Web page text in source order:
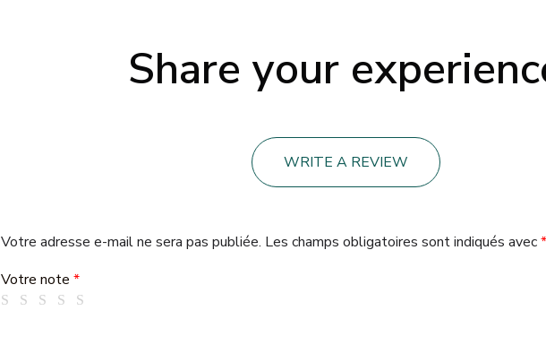
Share your
WRITE A REVIEW
Votre adresse e-mail ne sera pas publiée. Les champs obligatoires sont indiqués avec*
Votre note *